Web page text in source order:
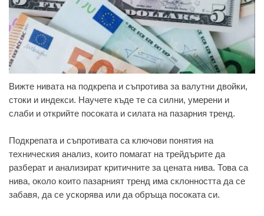
Вижте нивата на подкрепа и съпротива за валутни двойки,
стоки и индекси. Научете къде те са силни, умерени и
слаби и открийте посоката и силата на пазарния тренд.
Подкрепата и съпротивата са ключови понятия на
техническия анализ, които помагат на трейдърите да
разберат и анализират критичните за цената нива. Това са
нива, около които пазарният тренд има склонността да се
забавя, да се ускорява или да обръща посоката си.